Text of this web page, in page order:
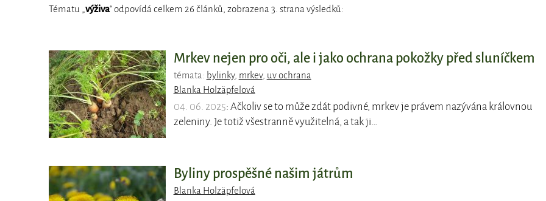
Tématu „ výživa“ odpovídá celkem 26 článků, zobrazena 3. strana výsledků:
Mrkev nejen pro oči, ale i jako ochrana pokožky před sluníčkem
témata: bylinky, mrkev, uv ochrana
Blanka Holzäpfelová
04. 06. 2025: Ačkoliv se to může zdát podivné, mrkev je právem nazývána královnou
zeleniny. Je totiž všestranně využitelná, a tak ji…
Byliny prospěšné našim játrům
Blanka Holzäpfelová